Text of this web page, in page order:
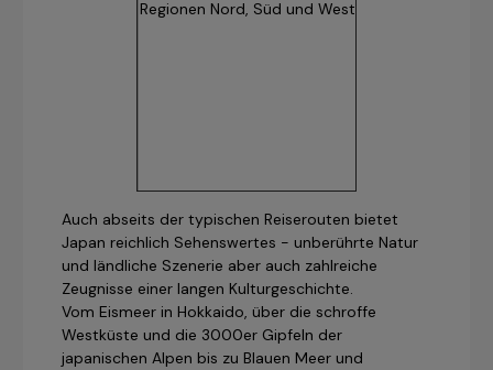
Auch abseits der typischen Reiserouten bietet
Japan reichlich Sehenswertes - unberührte Natur
und ländliche Szenerie aber auch zahlreiche
Zeugnisse einer langen Kulturgeschichte.
Vom Eismeer in Hokkaido, über die schroffe
Westküste und die 3000er Gipfeln der
japanischen Alpen bis zu Blauen Meer und